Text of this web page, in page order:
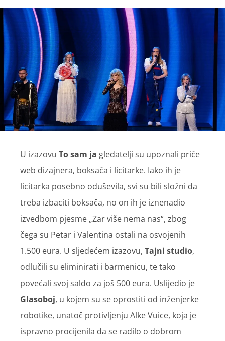
U izazovu To sam ja gledatelji su upoznali priče
web dizajnera, boksača i licitarke. Iako ih je
licitarka posebno oduševila, svi su bili složni da
treba izbaciti boksača, no on ih je iznenadio
izvedbom pjesme „Zar više nema nas“, zbog
čega su Petar i Valentina ostali na osvojenih
1.500 eura. U sljedećem izazovu, Tajni studio,
odlučili su eliminirati i barmenicu, te tako
povećali svoj saldo za još 500 eura. Uslijedio je
Glasoboj, u kojem su se oprostiti od inženjerke
robotike, unatoč protivljenju Alke Vuice, koja je
ispravno procijenila da se radilo o dobrom